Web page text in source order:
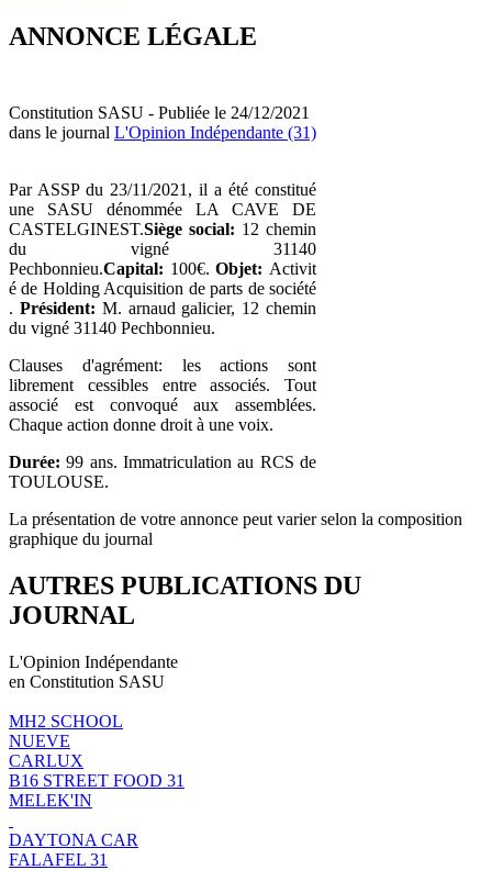
ANNONCE LÉGALE
Constitution SASU - Publiée le 24/12/2021
dans le journal L'Opinion Indépendante (31)
Par ASSP du 23/11/2021, il a été constitué
une SASU dénommée LA CAVE DE
CASTELGINEST.Siège social: 12 chemin
du vigné 31140
Pechbonnieu.Capital: 100€.Objet: Activit
é de Holding Acquisition de parts de société
. Président: M. arnaud galicier, 12 chemin
du vigné 31140 Pechbonnieu.
Clauses d'agrément: les actions sont
librement cessibles entre associés. Tout
associé est convoqué aux assemblées.
Chaque action donne droit à une voix.
Durée: 99 ans. Immatriculation au RCS de
TOULOUSE.
La présentation de votre annonce peut varier selon la composition
graphique du journal
AUTRES PUBLICATIONS DU
JOURNAL
L'Opinion Indépendante
en Constitution SASU
MH2 SCHOOL
NUEVE
CARLUX
B16 STREET FOOD 31
MELEK'IN
DAYTONA CAR
FALAFEL 31